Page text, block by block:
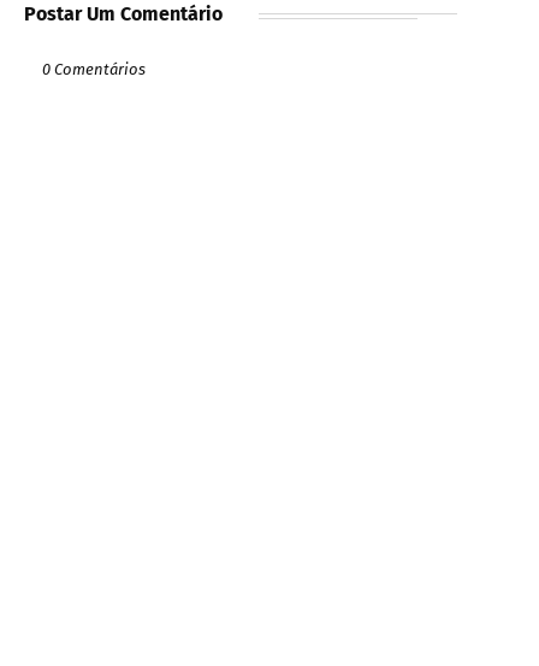
Postar Um Comentário
0 Comentários